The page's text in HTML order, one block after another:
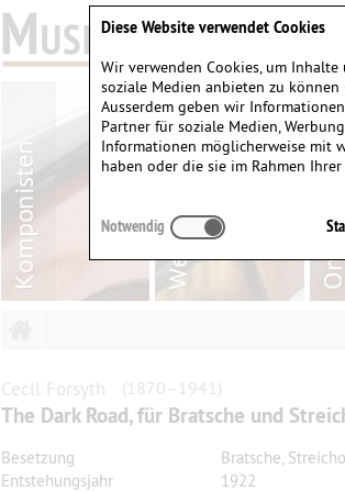
Cecil Forsyth (1870–1941)
The Dark Road, für Bratsche und
Besetzung
Bratsche,
Entstehungsjahr
1922
Diese Website verwendet Cookies
Wir verwenden Cookies, um
soziale Medien anbieten zu
Ausserdem geben wir
Partner für soziale Medien,
Informationen möglicherweise mit
haben oder die sie im Rahmen
Notwendig